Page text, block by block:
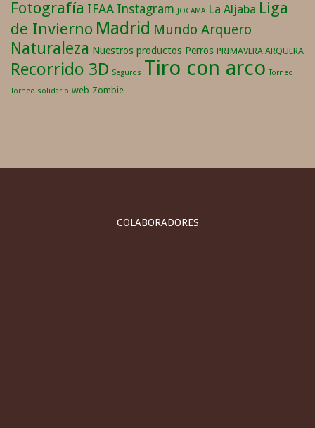
Fotografía IFAA Instagram JOCAMA La Aljaba Liga
de Invierno Madrid Mundo Arquero
Naturaleza Nuestros productos Perros PRIMAVERA ARQUERA
Recorrido 3D Seguros Tiro con arco Torneo
Torneo solidario web Zombie
COLABORADORES